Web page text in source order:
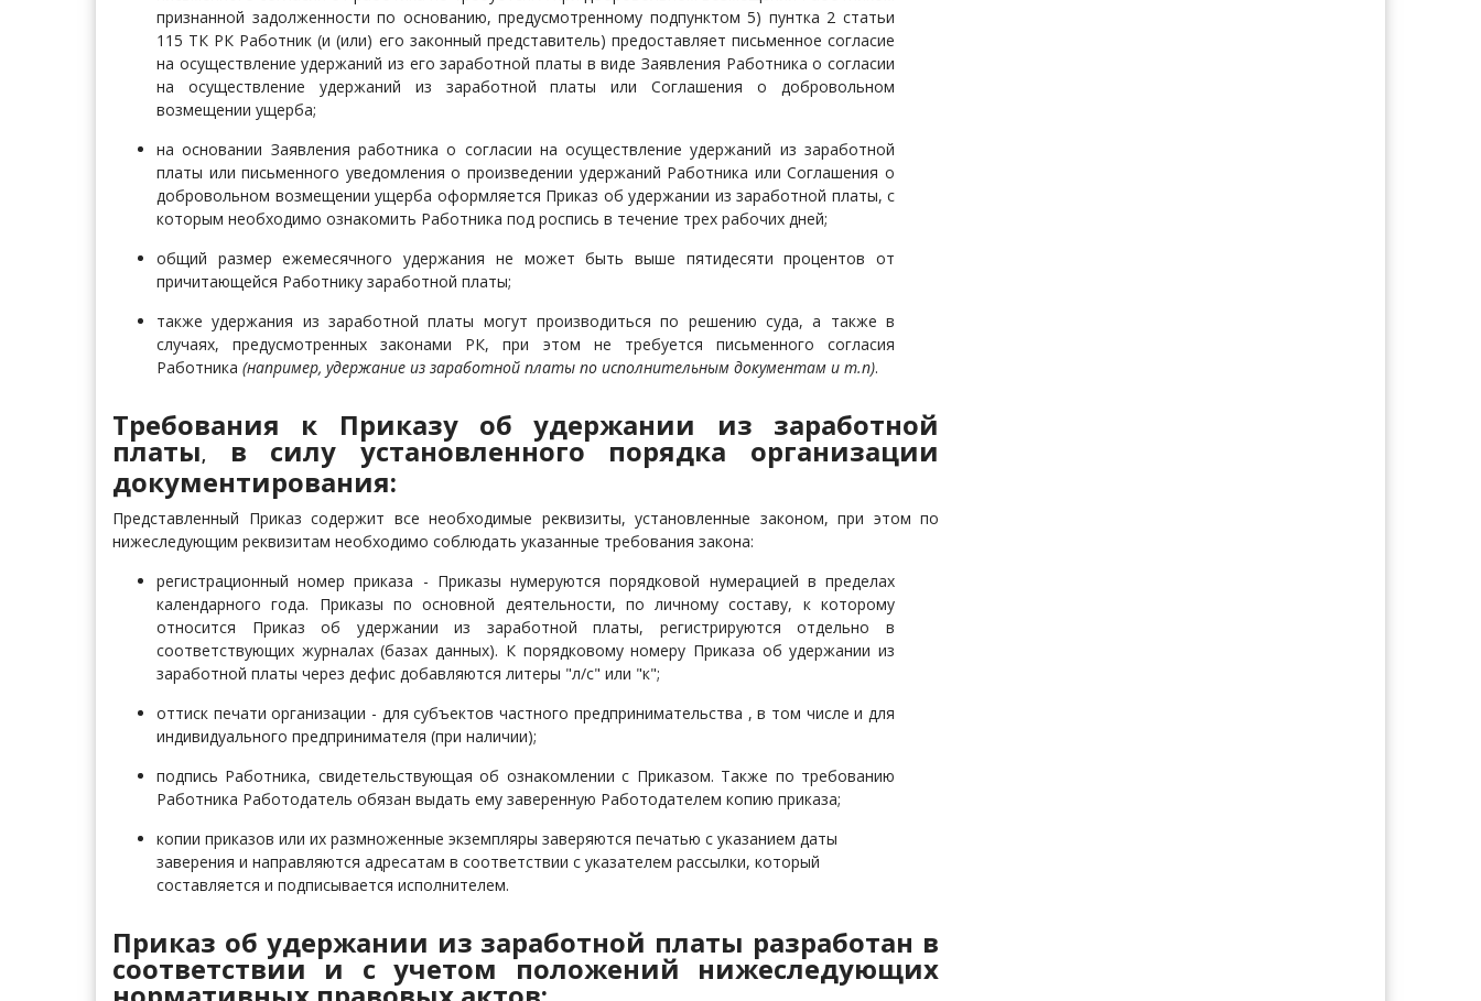
признанной задолженности по основанию, предусмотренному подпунктом 5) пунтка 2 статьи
115 ТК РК Работник (и (или) его законный представитель) предоставляет письменное согласие
на осуществление удержаний из его заработной платы в виде Заявления Работника о согласии
на осуществление удержаний из заработной платы или Соглашения о добровольном
возмещении ущерба;
на основании Заявления работника о согласии на осуществление удержаний из заработной
платы или письменного уведомления о произведении удержаний Работника или Соглашения о
добровольном возмещении ущерба оформляется Приказ об удержании из заработной платы, с
которым необходимо ознакомить Работника под роспись в течение трех рабочих дней;
общий размер ежемесячного удержания не может быть выше пятидесяти процентов от
причитающейся Работнику заработной платы;
также удержания из заработной платы могут производиться по решению суда, а также в
случаях, предусмотренных законами РК, при этом не требуется письменного согласия
Работника (например, удержание из заработной платы по исполнительным документам и т.п).
Требования к Приказу об удержании из заработной
платы,
в силу установленного порядка организации
документирования:
Представленный Приказ содержит все необходимые реквизиты, установленные законом, при этом по
нижеследующим реквизитам необходимо соблюдать указанные требования закона:
регистрационный номер приказа - Приказы нумеруются порядковой нумерацией в пределах
календарного года. Приказы по основной деятельности, по личному составу, к которому
относится Приказ об удержании из заработной платы, регистрируются отдельно в
соответствующих журналах (базах данных). К порядковому номеру Приказа об удержании из
заработной платы через дефис добавляются литеры "л/с" или "к";
оттиск печати организации - для субъектов частного предпринимательства , в том числе и для
индивидуального предпринимателя (при наличии);
подпись Работника, свидетельствующая об ознакомлении с Приказом. Также по требованию
Работника Работодатель обязан выдать ему заверенную Работодателем копию приказа;
копии приказов или их размноженные экземпляры заверяются печатью с указанием даты
заверения и направляются адресатам в соответствии с указателем рассылки, который
составляется и подписывается исполнителем.
Приказ об удержании из заработной платы разработан в
соответствии и с учетом положений нижеследующих